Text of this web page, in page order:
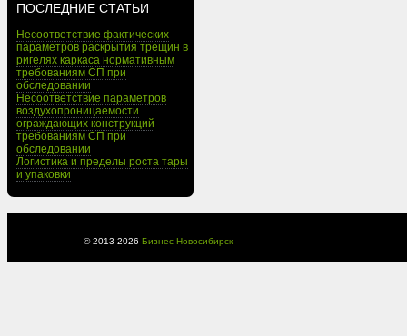
ПОСЛЕДНИЕ СТАТЬИ
Несоответствие фактических
параметров раскрытия трещин в
ригелях каркаса нормативным
требованиям СП при
обследовании
Несоответствие параметров
воздухопроницаемости
ограждающих конструкций
требованиям СП при
обследовании
Логистика и пределы роста тары
и упаковки
© 2013-2026 Бизнес Новосибирск